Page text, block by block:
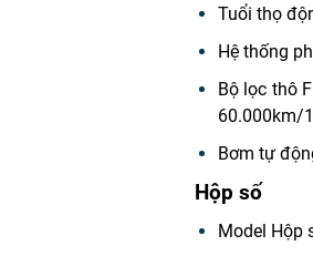
Tuổi thọ
Hệ thống
Bộ lọc thô
60.000km/
Bơm tự
Hộp số
Model Hộp